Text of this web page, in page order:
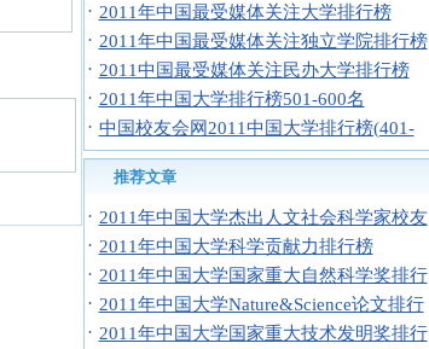
· 2011年中国最受媒体关注大学排行榜
· 2011年中国最受媒体关注独立学院排行榜
· 2011中国最受媒体关注民办大学排行榜
· 2011年中国大学排行榜501-600名
· 中国校友会网2011中国大学排行榜(401-
推荐文章
· 2011年中国大学杰出人文社会科学家校友
· 2011年中国大学科学贡献力排行榜
· 2011年中国大学国家重大自然科学奖排行
· 2011年中国大学Nature&Science论文排行
· 2011年中国大学国家重大技术发明奖排行